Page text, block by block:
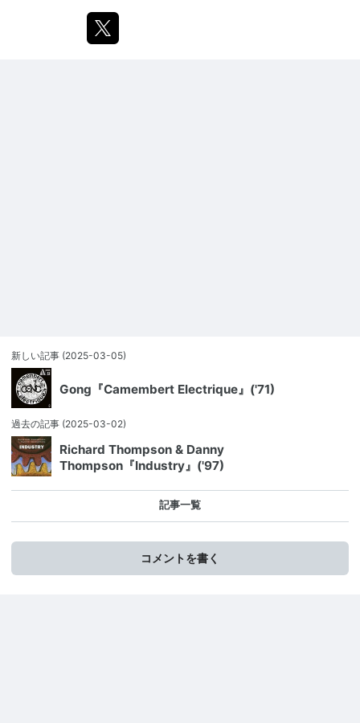
新しい記事 (2025-03-05)
Gong『Camembert Electrique』('71)
過去の記事 (2025-03-02)
Richard Thompson & Danny
Thompson『Industry』('97)
記事一覧
コメントを書く